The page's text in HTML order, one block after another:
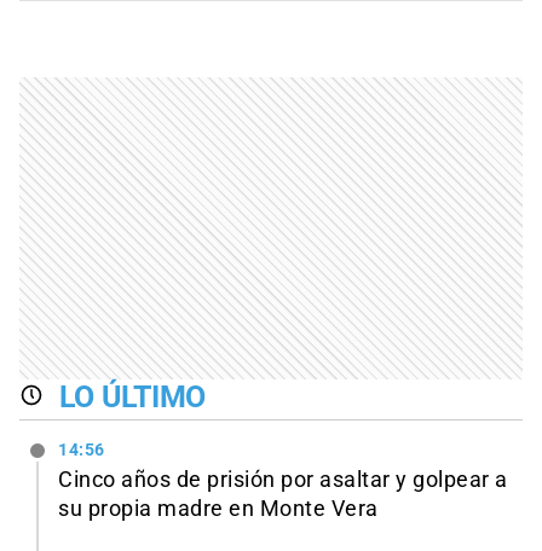
LO ÚLTIMO
14:56
Cinco años de prisión por asaltar y golpear a
su propia madre en Monte Vera